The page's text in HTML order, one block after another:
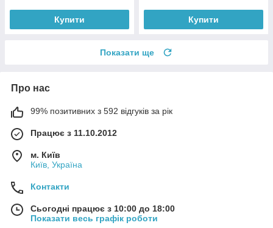
Купити Купити
Показати ще
Про нас
99% позитивних з 592 відгуків за рік
Працює з 11.10.2012
м. Київ
Київ, Україна
Контакти
Сьогодні працює з 10:00 до 18:00
Показати весь графік роботи